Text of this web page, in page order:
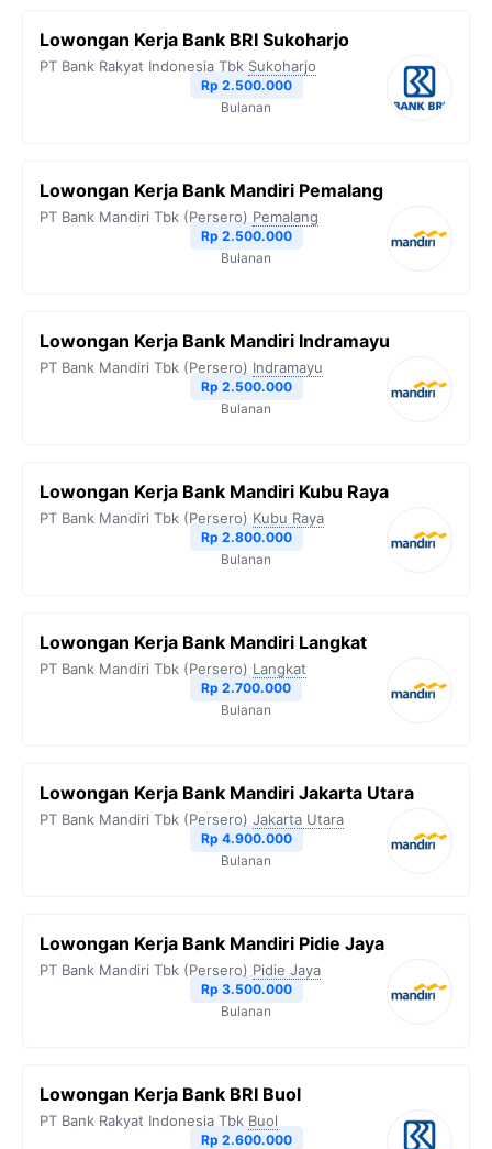
o
e
r
A
n
k
Lowongan Kerja Bank BRI Sukoharjo
PT Bank Rakyat Indonesia Tbk Sukoharjo
Rp 2.500.000
Bulanan
Lowongan Kerja Bank Mandiri Pemalang
PT Bank Mandiri Tbk (Persero) Pemalang
Rp 2.500.000
Bulanan
Lowongan Kerja Bank Mandiri Indramayu
PT Bank Mandiri Tbk (Persero) Indramayu
Rp 2.500.000
Bulanan
Lowongan Kerja Bank Mandiri Kubu Raya
PT Bank Mandiri Tbk (Persero) Kubu Raya
Rp 2.800.000
Bulanan
Lowongan Kerja Bank Mandiri Langkat
PT Bank Mandiri Tbk (Persero) Langkat
Rp 2.700.000
Bulanan
Lowongan Kerja Bank Mandiri Jakarta Utara
PT Bank Mandiri Tbk (Persero) Jakarta Utara
Rp 4.900.000
Bulanan
Lowongan Kerja Bank Mandiri Pidie Jaya
PT Bank Mandiri Tbk (Persero) Pidie Jaya
Rp 3.500.000
Bulanan
Lowongan Kerja Bank BRI Buol
PT Bank Rakyat Indonesia Tbk Buol
Rp 2.600.000